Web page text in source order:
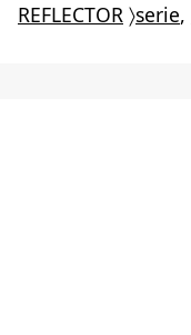
REFLECTOR 〉serie,